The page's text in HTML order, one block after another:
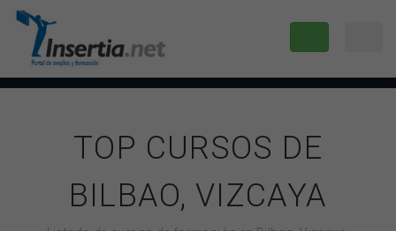
TOP CURSOS DE
BILBAO, VIZCAYA